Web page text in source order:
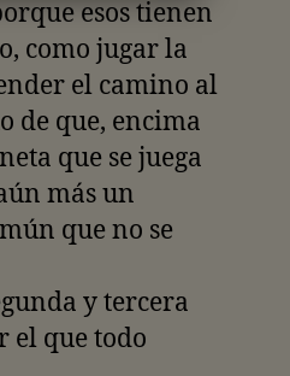
esos tienen
como jugar la
el camino al
de que, encima
que se juega
más un
que no se
y tercera
el que todo